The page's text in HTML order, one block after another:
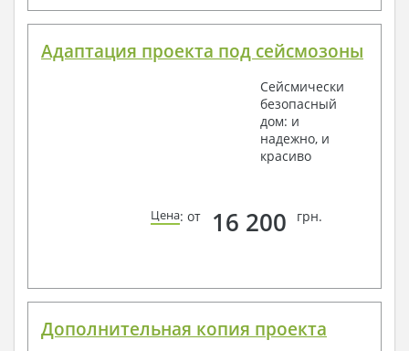
Адаптация проекта под сейсмозоны
Сейсмически
безопасный
дом: и
надежно, и
красиво
Цена: от 16 200 грн.
Дополнительная копия проекта